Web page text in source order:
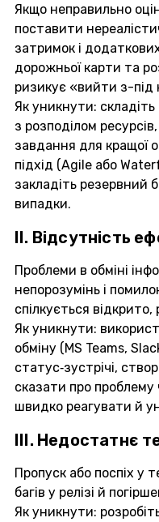
Якщо неправильно
поставити
затримок і
дорожньої карти та
ризикує «вийти з-під
Як уникнути:
з розподілом
завдання для кращої
підхід (Agile або
закладіть резервний
випадки.
II. Відсутність
Проблеми в обміні
непорозумінь і
спілкується
Як уникнути:
обміну (MS Teams,
статус‑зустрічі,
сказати про
швидко реагувати й
III. Недостатнє
Пропуск або поспіх у
багів у релізі й
Як уникнути: